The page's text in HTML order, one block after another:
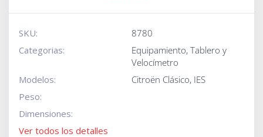
SKU:
8780
Categorias:
Equipamiento, Tablero y
Velocímetro
Modelos:
Citroën Clásico, IES
Peso:
Dimensiones:
Ver todos los detalles